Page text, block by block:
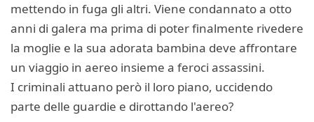
mettendo in fuga gli altri. Viene condannato a otto
anni di galera ma prima di poter finalmente rivedere
la moglie e la sua adorata bambina deve affrontare
un viaggio in aereo insieme a feroci assassini.
I criminali attuano però il loro piano, uccidendo
parte delle guardie e dirottando l'aereo?